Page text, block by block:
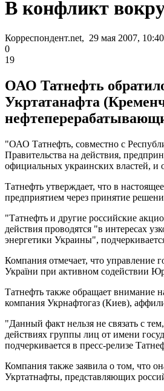
В конфликт
Корреспондент.net, 29 мая 2007, 10:40
0
19
ОАО Татнефть
Укртатанафта
"ОАО Татнефть, совместно с
Правительства на действия,
официальных украинских властей, и
Татнефть утверждает, что в
предприятием через принятие
"Татнефть и другие российские
действия проводятся "в интересах
энергетики Украины",
Компания отмечает, что управление
України при активном содействии
Татнефть также обращает внимание
компания Укрнафтогаз (Киев),
"Данный факт нельзя не связать с
действиях группы лиц от имени
подчеркивается в пресс-релизе
Компания также заявила о том, что
Укртатнафты, представляющих